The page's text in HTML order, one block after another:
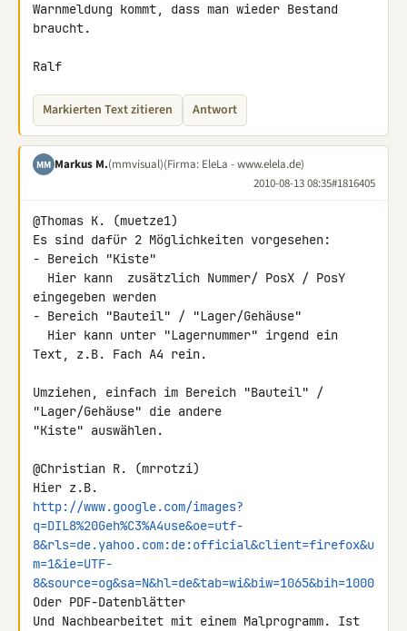
Warnmeldung kommt, dass man wieder Bestand
braucht.
Ralf
Markierten Text zitieren Antwort
MM Markus M.(mmvisual)(Firma: EleLa - www.elela.de)
2010-08-13 08:35#1816405
@Thomas K. (muetze1)
Es sind dafür 2 Möglichkeiten vorgesehen:
- Bereich "Kiste"
eingegeben werden
- Bereich "Bauteil" / "Lager/Gehäuse"
Text, z.B. Fach A4 rein.
Umziehen, einfach im Bereich "Bauteil" /
"Lager/Gehäuse" die andere
"Kiste" auswählen.
@Christian R. (mrrotzi)
http://www.google.com/images?
q=DIL8%20Geh%C3%A4use&oe=utf-
8&rls=de.yahoo.com:de:official&client=firefox&u
m=1&ie=UTF-
8&source=og&sa=N&hl=de&tab=wi&biw=1065&bih=1000
Oder PDF-Datenblätter
Und Nachbearbeitet mit einem Malprogramm. Ist